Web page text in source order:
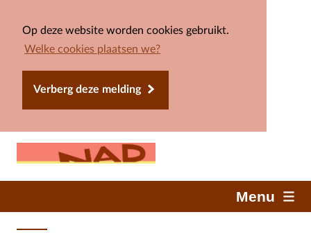
Op deze website worden cookies gebruikt.
Welke cookies plaatsen we?
Verberg deze melding
Menu